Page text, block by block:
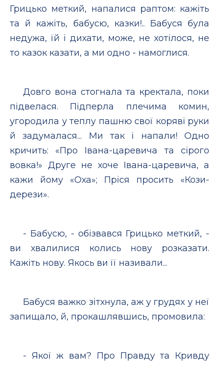
Грицько меткий, напалися раптом: кажіть
та й кажіть, бабусю, казки!.. Бабуся була
недужа, їй і дихати, може, не хотілося, не
то казок казати, а ми одно - намоглися.
Довго вона стогнала та кректала, поки
підвелася. Підперла плечима комин,
угородила у теплу пашню свої коряві руки
й задумалася... Ми так і напали! Одно
кричить: «Про Івана-царевича та сірого
вовка!» Друге не хоче Івана-царевича, а
кажи йому «Оха»; Пріся просить «Кози-
дерези».
- Бабусю, - обізвався Грицько меткий, -
ви хвалилися колись нову розказати.
Кажіть нову. Якось ви її називали...
Бабуся важко зітхнула, аж у грудях у неї
запищало, й, прокашлявшись, промовила:
- Якої ж вам? Про Правду та Кривду